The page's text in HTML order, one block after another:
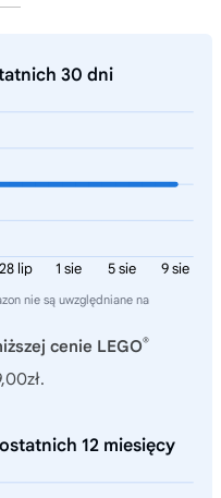
30 dni
9 sie
5 sie
1 sie
28 lip
nie są uwzględniane na
cenie LEGO®
12 miesięcy